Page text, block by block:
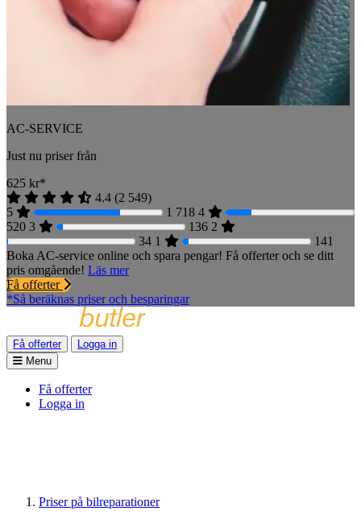
AC-SERVICE
Just nu priser från
625 kr*
4.4 (2 549)
5
1 718 4
520 3 136 2
34 1
141
Boka AC-service online och spara pengar! Få offerter och se ditt
pris omgående! Läs mer
Få offerter
*Så beräknas priser och besparingar
Få offerter
Logga in
Menu
Få offerter
Logga in
Priser på bilreparationer